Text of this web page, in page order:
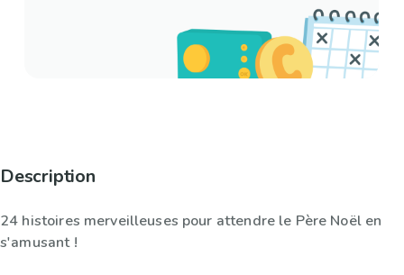
Description
24 histoires merveilleuses pour attendre le Père Noël en
s'amusant !